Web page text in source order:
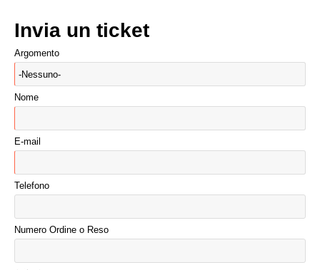
Invia un ticket
Argomento
Nome
E-mail
Telefono
Numero Ordine o Reso